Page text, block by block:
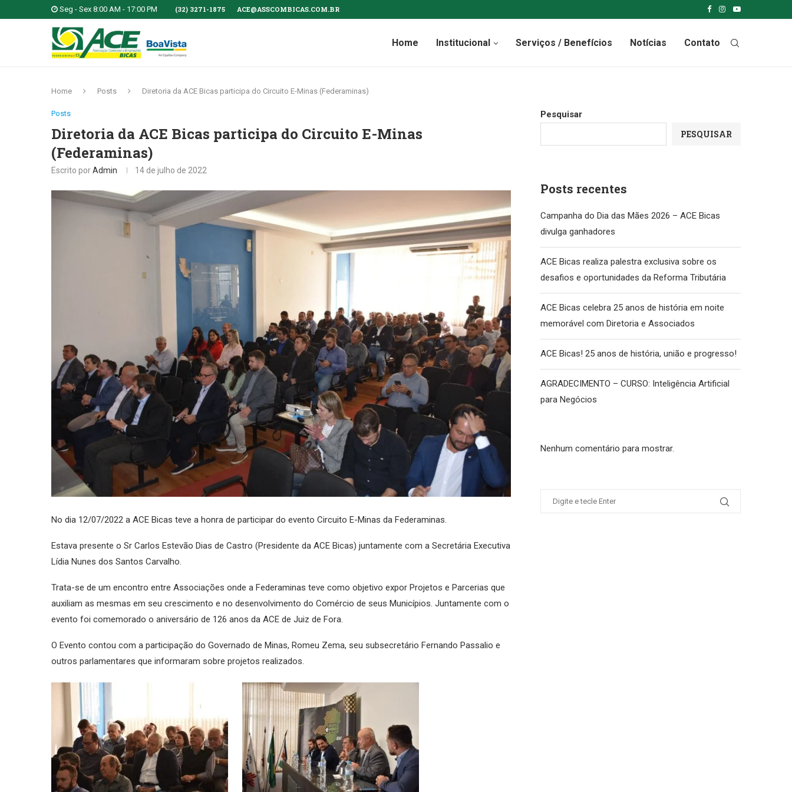
Seg - Sex 8:00 AM - 17:00 PM (32) 3271-1875 ACE@ASSCOMBICAS.COM.BR
Home Institucional Serviços / Benefícios Notícias Contato
Home Posts Diretoria da ACE Bicas participa do Circuito E-Minas (Federaminas)
Posts
Diretoria da ACE Bicas participa do Circuito E-Minas
(Federaminas)
Escrito porAdmin 14 de julho de 2022
No dia 12/07/2022 a ACE Bicas teve a honra de participar do evento Circuito E-Minas da Federaminas.
Estava presente o Sr Carlos Estevão Dias de Castro (Presidente da ACE Bicas) juntamente com a Secretária Executiva
Lídia Nunes dos Santos Carvalho.
Trata-se de um encontro entre Associações onde a Federaminas teve como objetivo expor Projetos e Parcerias que
auxiliam as mesmas em seu crescimento e no desenvolvimento do Comércio de seus Municípios. Juntamente com o
evento foi comemorado o aniversário de 126 anos da ACE de Juiz de Fora.
O Evento contou com a participação do Governado de Minas, Romeu Zema, seu subsecretário Fernando Passalio e
outros parlamentares que informaram sobre projetos realizados.
Pesquisar
PESQUISAR
Posts recentes
Campanha do Dia das Mães 2026 – ACE Bicas
divulga ganhadores
ACE Bicas realiza palestra exclusiva sobre os
desafios e oportunidades da Reforma Tributária
ACE Bicas celebra 25 anos de história em noite
memorável com Diretoria e Associados
ACE Bicas! 25 anos de história, união e progresso!
AGRADECIMENTO – CURSO: Inteligência Artificial
para Negócios
Nenhum comentário para mostrar.